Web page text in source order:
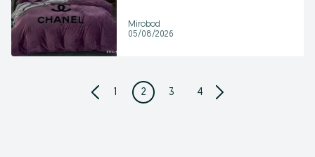
Mirobod
05/08/2026
1 2 3 4